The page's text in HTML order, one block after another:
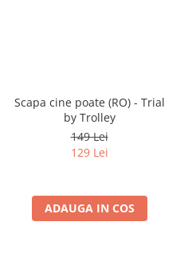
Scapa cine poate (RO) - Trial
by Trolley
149 Lei
129 Lei
ADAUGA IN COS